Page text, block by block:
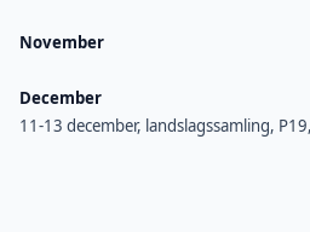
November
December
11-13 december, landslagssamling,